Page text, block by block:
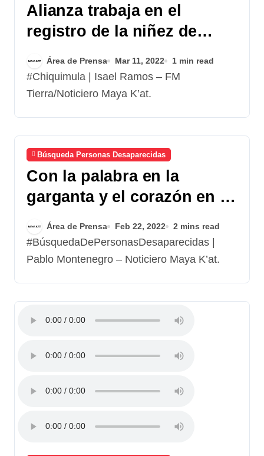
Alianza trabaja en el
registro de la niñez de
Jocotán
Área de Prensa Mar 11, 2022 1 min read
#Chiquimula | Isael Ramos – FM
Tierra/Noticiero Maya K’at.
Búsqueda Personas Desaparecidas
Con la palabra en la
garganta y el corazón en la
mano
Área de Prensa Feb 22, 2022 2 mins read
#BúsquedaDePersonasDesaparecidas |
Pablo Montenegro – Noticiero Maya K’at.